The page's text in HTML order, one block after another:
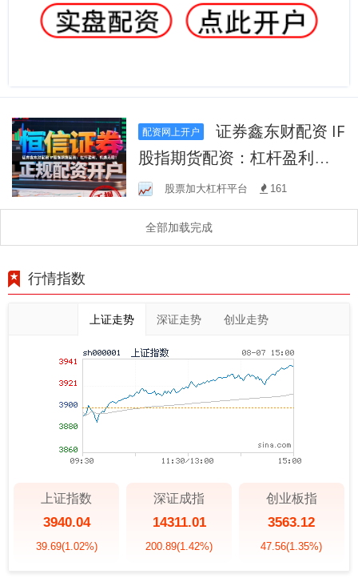
配资网上开户
证券鑫东财配资 IF
股指期货配资：杠杆盈利，
机遇无限！
股票加大杠杆平台 161
全部加载完成
行情指数
上证走势 深证走势 创业走势
上证指数
3940.04
39.69(1.02%)
深证成指
14311.01
200.89(1.42%)
创业板指
3563.12
47.56(1.35%)